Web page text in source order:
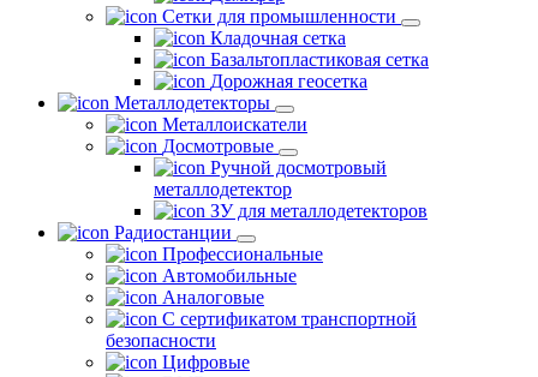
Сетки для промышленности
Кладочная сетка
Базальтопластиковая сетка
Дорожная геосетка
Металлодетекторы
Металлоискатели
Досмотровые
Ручной досмотровый
металлодетектор
ЗУ для металлодетекторов
Радиостанции
Профессиональные
Автомобильные
Аналоговые
С сертификатом транспортной
безопасности
Цифровые